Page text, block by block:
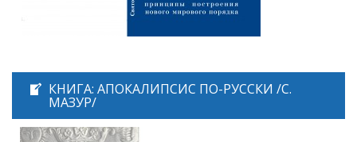
КНИГА: АПОКАЛИПСИС ПО-РУССКИ /С.
МАЗУР/